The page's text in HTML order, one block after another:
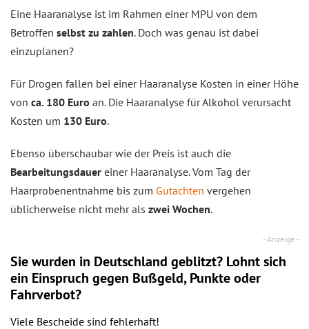
Eine Haaranalyse ist im Rahmen einer MPU von dem
Betroffen selbst zu zahlen. Doch was genau ist dabei
einzuplanen?
Für Drogen fallen bei einer Haaranalyse Kosten in einer Höhe
von ca. 180 Euro an. Die Haaranalyse für Alkohol verursacht
Kosten um 130 Euro.
Ebenso überschaubar wie der Preis ist auch die
Bearbeitungsdauer einer Haaranalyse. Vom Tag der
Haarprobenentnahme bis zum Gutachten vergehen
üblicherweise nicht mehr als zwei Wochen.
Sie wurden in Deutschland geblitzt? Lohnt sich
ein Einspruch gegen Bußgeld, Punkte oder
Fahrverbot?
Viele Bescheide sind fehlerhaft!